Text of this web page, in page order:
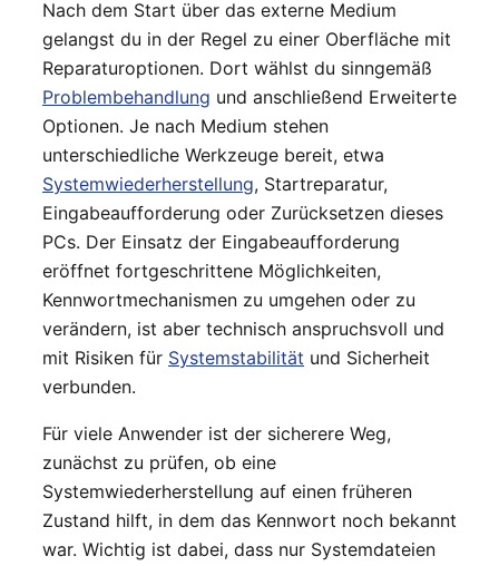
Nach dem Start über das externe Medium
gelangst du in der Regel zu einer Oberfläche mit
Reparaturoptionen. Dort wählst du sinngemäß
Problembehandlung und anschließend Erweiterte
Optionen. Je nach Medium stehen
unterschiedliche Werkzeuge bereit, etwa
Systemwiederherstellung, Startreparatur,
Eingabeaufforderung oder Zurücksetzen dieses
PCs. Der Einsatz der Eingabeaufforderung
eröffnet fortgeschrittene Möglichkeiten,
Kennwortmechanismen zu umgehen oder zu
verändern, ist aber technisch anspruchsvoll und
mit Risiken für Systemstabilität und Sicherheit
verbunden.
Für viele Anwender ist der sicherere Weg,
zunächst zu prüfen, ob eine
Systemwiederherstellung auf einen früheren
Zustand hilft, in dem das Kennwort noch bekannt
war. Wichtig ist dabei, dass nur Systemdateien